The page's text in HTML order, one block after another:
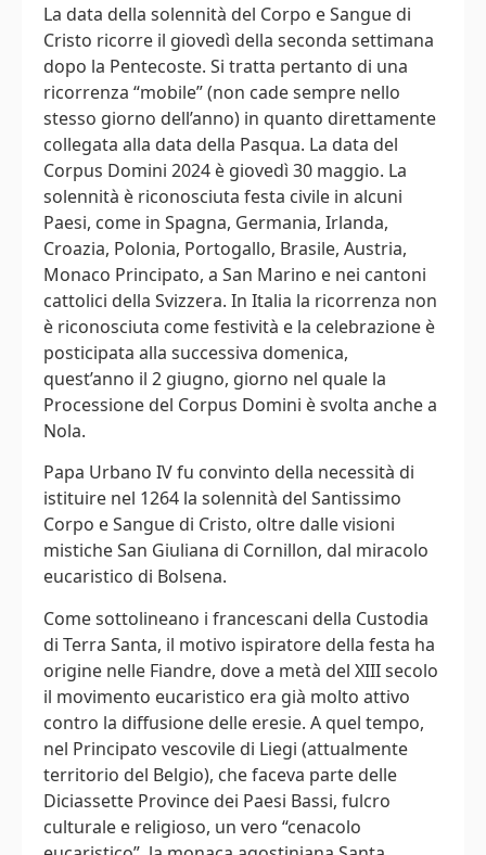
La data della solennità del Corpo e Sangue di
Cristo ricorre il giovedì della seconda settimana
dopo la Pentecoste. Si tratta pertanto di una
ricorrenza “mobile” (non cade sempre nello
stesso giorno dell’anno) in quanto direttamente
collegata alla data della Pasqua. La data del
Corpus Domini 2024 è giovedì 30 maggio. La
solennità è riconosciuta festa civile in alcuni
Paesi, come in Spagna, Germania, Irlanda,
Croazia, Polonia, Portogallo, Brasile, Austria,
Monaco Principato, a San Marino e nei cantoni
cattolici della Svizzera. In Italia la ricorrenza non
è riconosciuta come festività e la celebrazione è
posticipata alla successiva domenica,
quest’anno il 2 giugno, giorno nel quale la
Processione del Corpus Domini è svolta anche a
Nola.
Papa Urbano IV fu convinto della necessità di
istituire nel 1264 la solennità del Santissimo
Corpo e Sangue di Cristo, oltre dalle visioni
mistiche San Giuliana di Cornillon, dal miracolo
eucaristico di Bolsena.
Come sottolineano i francescani della Custodia
di Terra Santa, il motivo ispiratore della festa ha
origine nelle Fiandre, dove a metà del XIII secolo
il movimento eucaristico era già molto attivo
contro la diffusione delle eresie. A quel tempo,
nel Principato vescovile di Liegi (attualmente
territorio del Belgio), che faceva parte delle
Diciassette Province dei Paesi Bassi, fulcro
culturale e religioso, un vero “cenacolo